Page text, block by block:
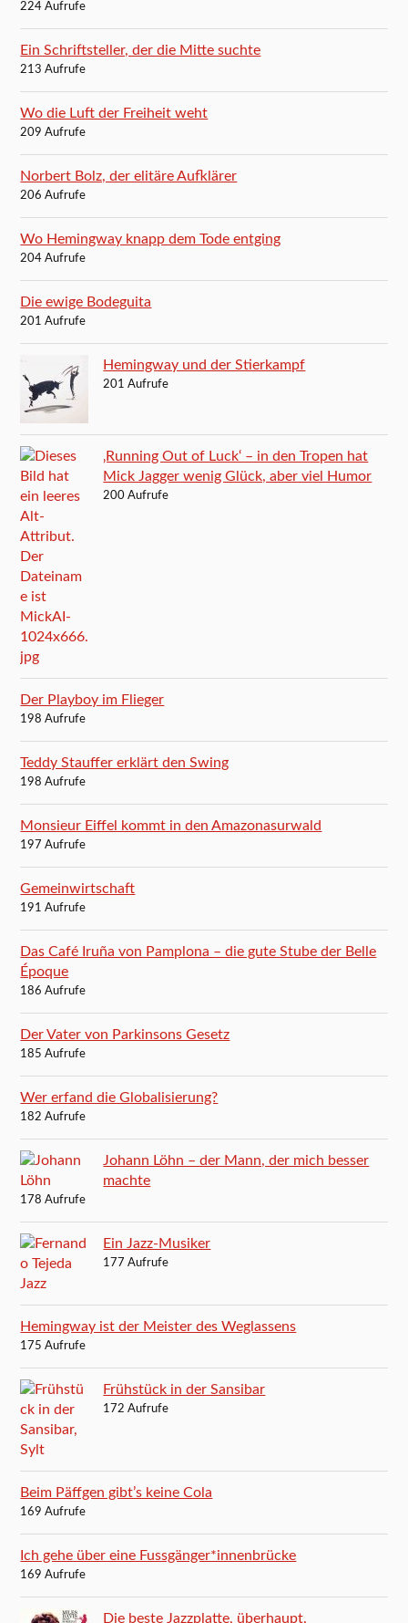
224 Aufrufe
Ein Schriftsteller, der die Mitte suchte
213 Aufrufe
Wo die Luft der Freiheit weht
209 Aufrufe
Norbert Bolz, der elitäre Aufklärer
206 Aufrufe
Wo Hemingway knapp dem Tode entging
204 Aufrufe
Die ewige Bodeguita
201 Aufrufe
Hemingway und der Stierkampf
201 Aufrufe
‚Running Out of Luck‘ – in den Tropen hat
Mick Jagger wenig Glück, aber viel Humor
200 Aufrufe
Der Playboy im Flieger
198 Aufrufe
Teddy Stauffer erklärt den Swing
198 Aufrufe
Monsieur Eiffel kommt in den Amazonasurwald
197 Aufrufe
Gemeinwirtschaft
191 Aufrufe
Das Café Iruña von Pamplona – die gute Stube der Belle
Époque
186 Aufrufe
Der Vater von Parkinsons Gesetz
185 Aufrufe
Wer erfand die Globalisierung?
182 Aufrufe
Johann Löhn – der Mann, der mich besser
machte
178 Aufrufe
Ein Jazz-Musiker
177 Aufrufe
Hemingway ist der Meister des Weglassens
175 Aufrufe
Frühstück in der Sansibar
172 Aufrufe
Beim Päffgen gibt’s keine Cola
169 Aufrufe
Ich gehe über eine Fussgänger*innenbrücke
169 Aufrufe
Die beste Jazzplatte, überhaupt.